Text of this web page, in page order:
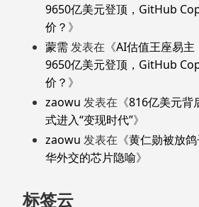
9650亿美元登顶，GitHub
价？ 》
蒙需 发表在《AI估值王座易
9650亿美元登顶，GitHub
价？ 》
zaowu 发表在《816亿美元背
式进入“变现时代”》
zaowu 发表在《黄仁勋被放
华外交的芯片隐喻》
标签云